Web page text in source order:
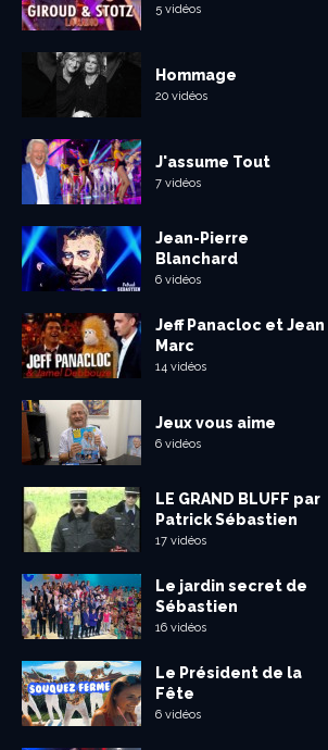
5 vidéos
Hommage
20 vidéos
J'assume Tout
7 vidéos
Jean-Pierre
Blanchard
6 vidéos
Jeff Panacloc et Jean
Marc
14 vidéos
Jeux vous aime
6 vidéos
LE GRAND BLUFF par
Patrick Sébastien
17 vidéos
Le jardin secret de
Sébastien
16 vidéos
Le Président de la
Fête
6 vidéos